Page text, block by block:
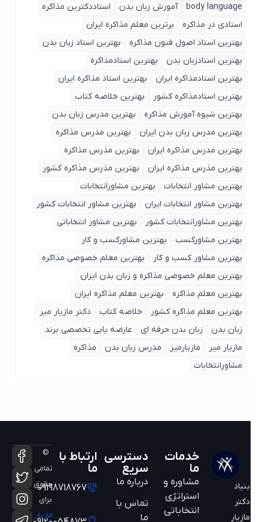
body language آموزش زبان بدن
استاددکترین مذاکره
استادی در مذاکره
برترین معلم مذاکره ایران
بهترین استاد اصول ‌فنون مذاکره
بهترین استاد زبان بدن
بهترین استادزبان بدن
بهترین استادمذاکره
بهترین استادمذاکره ایران
بهترین استاد مذاکره ایران
بهترین استادمذاکره کشور
بهترین خلاصه کتاب
بهترین شیوه آمورش مذاکره
بهترین مدرس زبان بدن
بهترین مدرس زبان بدن ایران
بهترین مدرس مذاکره
بهترین مدرس مذاکره ایران
بهترین مذرس مذاکره
بهترین مذرس مذاکره ایران
بهترین مذرس مذاکره کشور
بهترین مشاور انتخابات
بهترین مشاورانتخابات
بهترین مشاور انتخابات ایران
بهترین مشاور انتخابات کشور
بهترین مشاورانتخابات کشور
بهترین مشاور انتخاباتی
بهترین مشاورکسب
بهترین مشاورکسب و کار
بهترین مشاور کسب و کار
بهترین معلم خصوصی مذاکره
بهترین معلم خصوصی مذاکره و زبان بدن ایران
بهترین معلم مذاکره
بهترین معلم مذاکره ایران
بهترین معلم مذاکره کشور
خلاصه کتاب
دکتر مازیار میر
زبان بدن
زبان بدن حرفه ای
عارضه یابی تخصصی برند
مازیار میر
مازیارمیر مدرس زبان بدن
مذاکره
مشاورانتخابات
مازیار
خدمات
مشاوره و
استراتژی
انتخاباتی
دسترسی
سریع
درباره ما
تماس با
ما
ارتباط با
09198718767
©
تمامی
حقوق
مازیار